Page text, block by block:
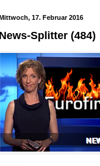
17. Februar 2016
News-Splitter (484)